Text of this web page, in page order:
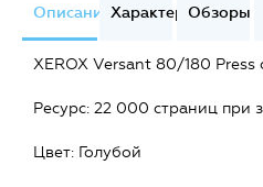
ОписаниеХарактеристики
Обзоры
XEROX Versant 80/180 Press
Ресурс: 22 000 страниц при
Цвет: Голубой